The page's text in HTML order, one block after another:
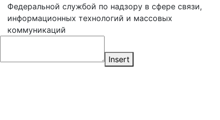
Федеральной службой по надзору в сфере связи,
информационных технологий и массовых
коммуникаций
Insert